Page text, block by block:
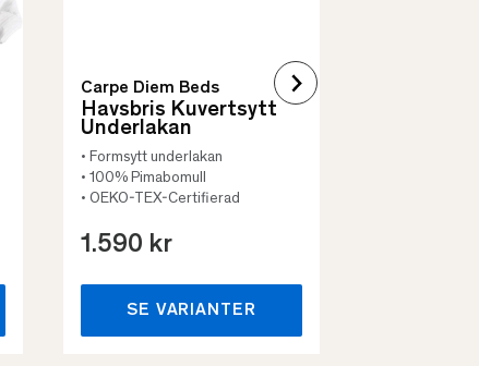
Carpe Diem Beds
Havsbris Kuvertsytt
Underlakan
• Formsytt underlakan
• 100% Pimabomull
• OEKO-TEX-Certifierad
1.590 kr
SE VARIANTER